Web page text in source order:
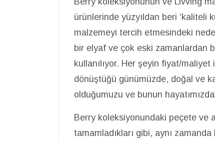
ürünlerinde yüzyıldan beri ‘kaliteli
malzemeyi tercih etmesindeki
bir elyaf ve çok eski zamanlardan
kullanılıyor. Her şeyin fiyat/
dönüştüğü günümüzde, doğal ve
olduğumuzu ve bunun
Berry koleksiyonundaki peçete ve
tamamladıkları gibi, aynı